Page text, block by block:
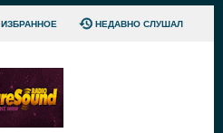
ИЗБРАННОЕ НЕДАВНО СЛУШАЛ